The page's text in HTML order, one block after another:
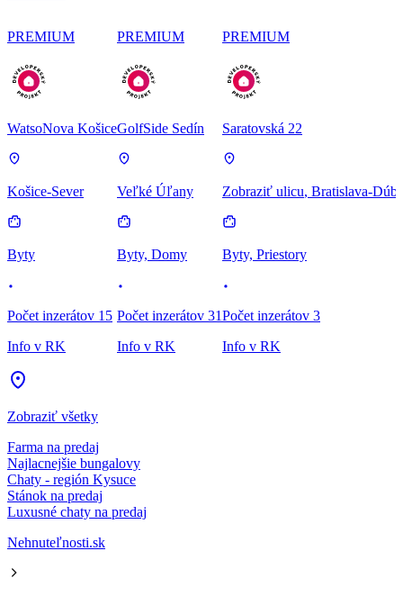
PREMIUM
WatsoNova Košice
Košice-Sever
Byty
Počet inzerátov 15
Info v RK
PREMIUM
GolfSide Sedín
Veľké Úľany
Byty, Domy
Počet inzerátov 31
Info v RK
PREMIUM
Saratovská 22
Zobraziť ulicu, Bratislava-
Byty, Priestory
Počet inzerátov 3
Info v RK
Zobraziť všetky
Farma na predaj
Najlacnejšie bungalovy
Chaty - región Kysuce
Stánok na predaj
Luxusné chaty na predaj
Nehnuteľnosti.sk